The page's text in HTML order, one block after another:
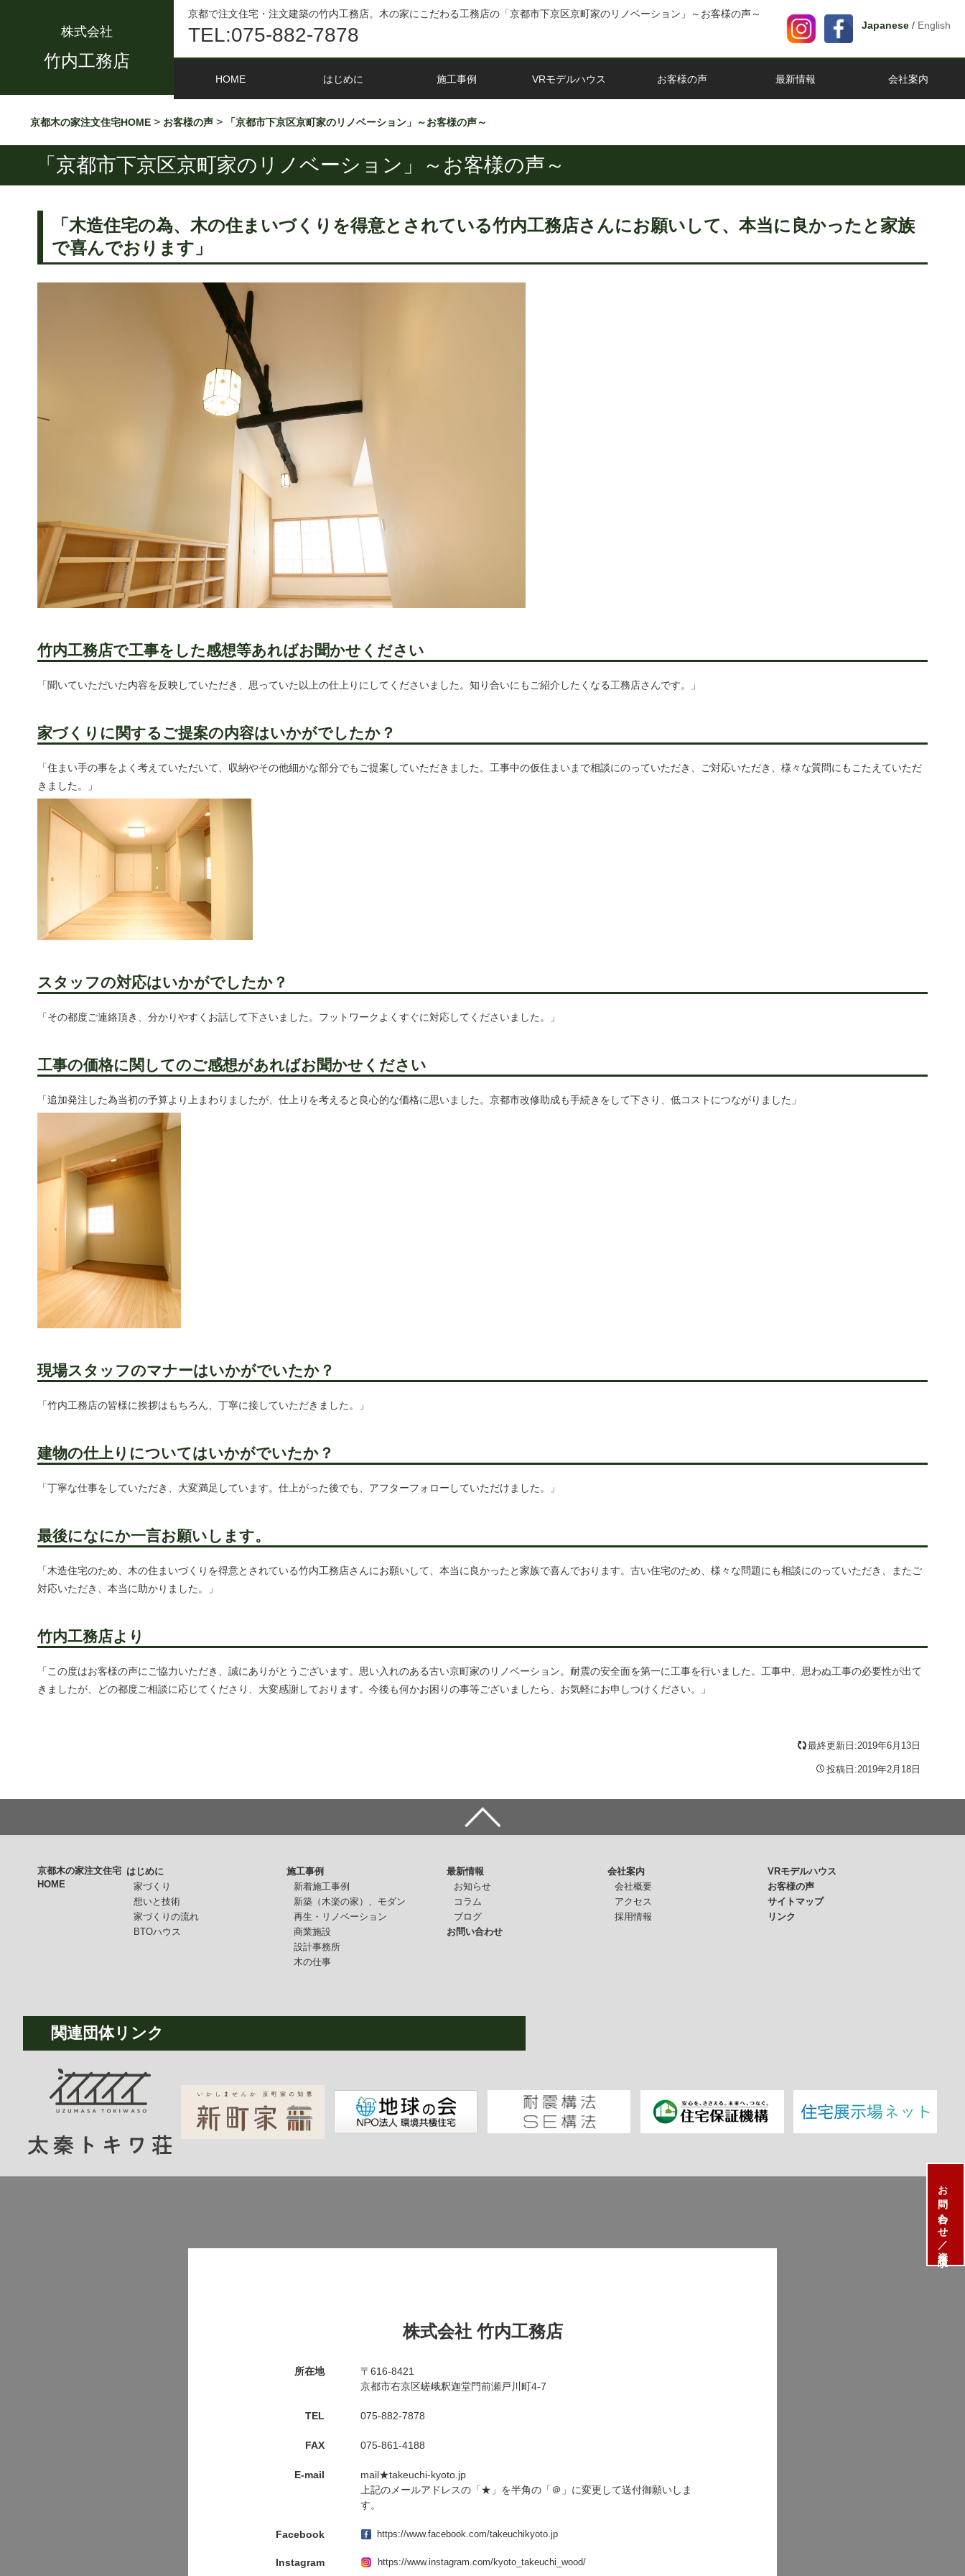
株式会社
竹内工務店
Japanese / English
京都で注文住宅・注文建築の竹内工務店。木の家にこだわる工務店の「京都市下京区京町家のリノベーション」～お客様の声～
TEL:075-882-7878
HOME はじめに 施工事例 VRモデルハウス お客様の声 最新情報 会社案内
京都木の家注文住宅HOME > お客様の声 > 「京都市下京区京町家のリノベーション」～お客様の声～
「京都市下京区京町家のリノベーション」～お客様の声～
「木造住宅の為、木の住まいづくりを得意とされている竹内工務店さんにお願いして、本当に良かったと家族
で喜んでおります」
竹内工務店で工事をした感想等あればお聞かせください
「聞いていただいた内容を反映していただき、思っていた以上の仕上りにしてくださいました。知り合いにもご紹介したくなる工務店さんです。」
家づくりに関するご提案の内容はいかがでしたか？
「住まい手の事をよく考えていただいて、収納やその他細かな部分でもご提案していただきました。工事中の仮住まいまで相談にのっていただき、ご対応いただき、様々な質問にもこたえていただ
きました。」
スタッフの対応はいかがでしたか？
「その都度ご連絡頂き、分かりやすくお話して下さいました。フットワークよくすぐに対応してくださいました。」
工事の価格に関してのご感想があればお聞かせください
「追加発注した為当初の予算より上まわりましたが、仕上りを考えると良心的な価格に思いました。京都市改修助成も手続きをして下さり、低コストにつながりました」
現場スタッフのマナーはいかがでいたか？
「竹内工務店の皆様に挨拶はもちろん、丁寧に接していただきました。」
建物の仕上りについてはいかがでいたか？
「丁寧な仕事をしていただき、大変満足しています。仕上がった後でも、アフターフォローしていただけました。」
最後になにか一言お願いします。
「木造住宅のため、木の住まいづくりを得意とされている竹内工務店さんにお願いして、本当に良かったと家族で喜んでおります。古い住宅のため、様々な問題にも相談にのっていただき、またご
対応いただき、本当に助かりました。」
竹内工務店より
「この度はお客様の声にご協力いただき、誠にありがとうございます。思い入れのある古い京町家のリノベーション。耐震の安全面を第一に工事を行いました。工事中、思わぬ工事の必要性が出て
きましたが、どの都度ご相談に応じてくださり、大変感謝しております。今後も何かお困りの事等ございましたら、お気軽にお申しつけください。」
最終更新日:2019年6月13日
投稿日:2019年2月18日
京都木の家注文住宅
HOME
はじめに
家づくり
想いと技術
家づくりの流れ
BTOハウス
施工事例
新着施工事例
新築（木楽の家）、モダン
再生・リノベーション
商業施設
設計事務所
木の仕事
最新情報
お知らせ
コラム
ブログ
会社案内
会社概要
アクセス
採用情報
VRモデルハウス
お客様の声
サイトマップ
リンク
お問い合わせ
関連団体リンク
株式会社 竹内工務店
所在地
〒616-8421
京都市右京区嵯峨釈迦堂門前瀬戸川町4-7
TEL 075-882-7878
FAX 075-861-4188
E-mail
mail★takeuchi-kyoto.jp
上記のメールアドレスの「★」を半角の「＠」に変更して送付御願いしま
す。
Facebook https://www.facebook.com/takeuchikyoto.jp
Instagram https://www.instagram.com/kyoto_takeuchi_wood/
お問い合わせ／資料請求